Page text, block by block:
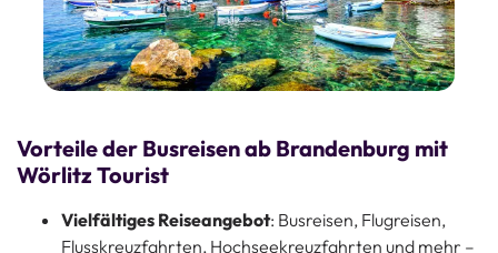
Vorteile der Busreisen ab Brandenburg mit
Wörlitz Tourist
Vielfältiges Reiseangebot: Busreisen, Flugreisen,
Flusskreuzfahrten, Hochseekreuzfahrten und mehr –